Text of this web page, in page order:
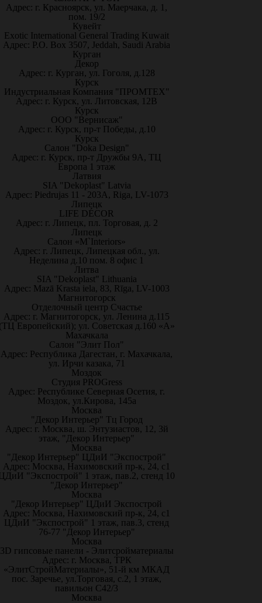
Адрес: г. Красноярск, ул. Маерчака, д. 1,
пом. 19/2
Кувейт
Exotic International General Trading Kuwait
Адрес: P.O. Box 3507, Jeddah, Saudi Arabia
Курган
Декор
Адрес: г. Курган, ул. Гоголя, д.128
Курск
Индустриальная Компания "ПРОМТЕХ"
Адрес: г. Курск, ул. Литовская, 12В
Курск
ООО "Вернисаж"
Адрес: г. Курск, пр-т Победы, д.10
Курск
Салон "Doka Design"
Адрес: г. Курск, пр-т Дружбы 9А, ТЦ
Европа 1 этаж
Латвия
SIA "Dekoplast" Latvia
Адрес: Piedrujas 11 - 203A, Riga, LV-1073
Липецк
LIFE DÉCOR
Адрес: г. Липецк, пл. Торговая, д. 2
Липецк
Салон «M`Interiors»
Адрес: г. Липецк, Липецкая обл., ул.
Неделина д.10 пом. 8 офис 1
Литва
SIA "Dekoplast" Lithuania
Адрес: Mazā Krasta iela, 83, Rīga, LV-1003
Магнитогорск
Отделочный центр Счастье
Адрес: г. Магнитогорск, ул. Ленина д.115
Европейский); ул. Советская д.160 «А»
Махачкала
Салон "Элит Пол"
Адрес: Республика Дагестан, г. Махачкала,
ул. Ирчи казака, 71
Моздок
Студия PROGress
Адрес: Республике Северная Осетия, г.
Моздок, ул.Кирова, 145а
Москва
"Декор Интерьер" Тц Город
Адрес: г. Москва, ш. Энтузиастов, 12, 3й
этаж, "Декор Интерьер"
Москва
"Декор Интерьер" ЦДиИ "Экспострой"
Адрес: Москва, Нахимовский пр-к, 24, с1
"Экспострой" 1 этаж, пав.2, стенд 10
"Декор Интерьер"
Москва
"Декор Интерьер" ЦДиИ Экспострой
Адрес: Москва, Нахимовский пр-к, 24, с1
ЦДиИ "Экспострой" 1 этаж, пав.3, стенд
76-77 "Декор Интерьер"
Москва
3D гипсовые панели - Элитсройматериалы
Адрес: г. Москва, ТРК
«ЭлитСтройМатериалы», 51-й км МКАД
пос. Заречье, ул.Торговая, с.2, 1 этаж,
павильон С42/3
Москва